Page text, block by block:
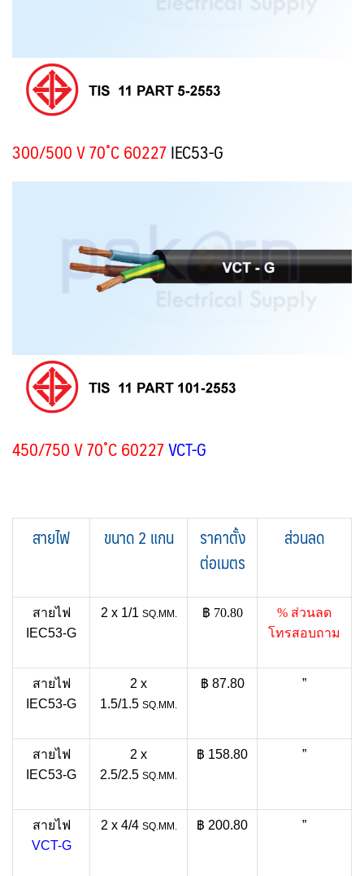
300/500 V 70˚C 60227IEC53-G
450/750 V 70˚C 60227VCT-G
สายไฟ ขนาด 2 แกน
ราคาตั้ง
ต่อเมตร
ส่วนลด
สายไฟ
IEC53-G
2 x 1/1 SQ.MM. ฿ 70.80
% ส่วนลด
โทรสอบถาม
สายไฟ
IEC53-G
2 x
1.5/1.5 SQ.MM.
฿ 87.80 ”
สายไฟ
IEC53-G
2 x
2.5/2.5 SQ.MM.
฿ 158.80 ”
สายไฟ
VCT-G
2 x 4/4 SQ.MM. ฿ 200.80 ”